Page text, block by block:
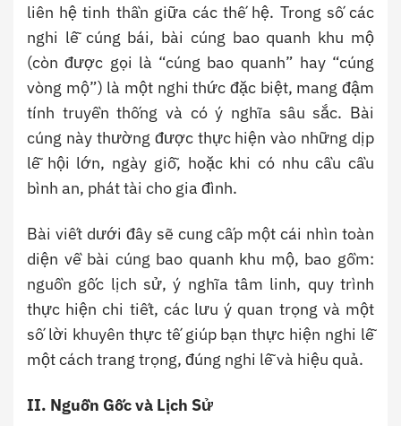
liên hệ tinh thần giữa các thế hệ. Trong số các
nghi lễ cúng bái, bài cúng bao quanh khu mộ
(còn được gọi là “cúng bao quanh” hay “cúng
vòng mộ”) là một nghi thức đặc biệt, mang đậm
tính truyền thống và có ý nghĩa sâu sắc. Bài
cúng này thường được thực hiện vào những dịp
lễ hội lớn, ngày giỗ, hoặc khi có nhu cầu cầu
bình an, phát tài cho gia đình.
Bài viết dưới đây sẽ cung cấp một cái nhìn toàn
diện về bài cúng bao quanh khu mộ, bao gồm:
nguồn gốc lịch sử, ý nghĩa tâm linh, quy trình
thực hiện chi tiết, các lưu ý quan trọng và một
số lời khuyên thực tế giúp bạn thực hiện nghi lễ
một cách trang trọng, đúng nghi lễ và hiệu quả.
II. Nguồn Gốc và Lịch Sử